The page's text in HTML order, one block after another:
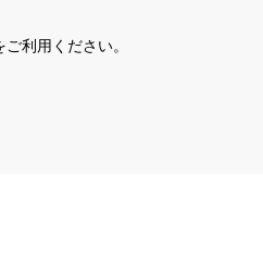
利用ください。